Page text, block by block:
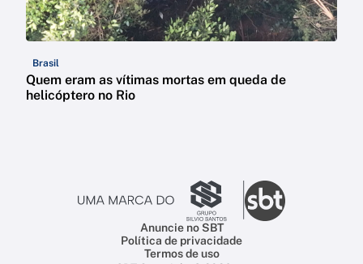
Brasil
Quem eram as vítimas mortas em queda de
helicóptero no Rio
Anuncie no SBT
Política de privacidade
Termos de uso